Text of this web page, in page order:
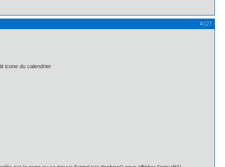
#127
icone du calendrier